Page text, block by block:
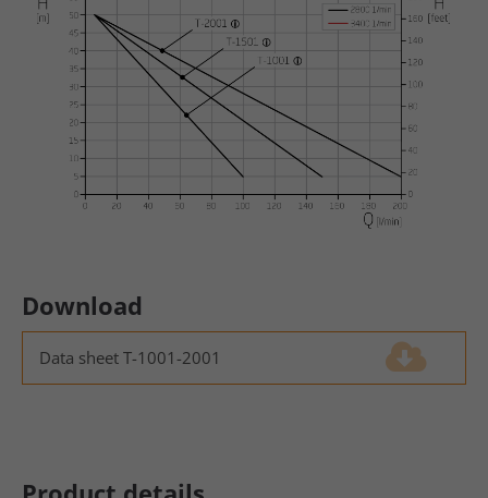
We offer support for our customers
Mon - Fri 8:00am - 5:00pm(GMT +1)
Get in touch
Cybersteel Inc.
376-293 City Road, Suite 600
San Francisco, CA 94102
Drop us a line
info@yourdomain.com
Download
Data sheet T-1001-2001